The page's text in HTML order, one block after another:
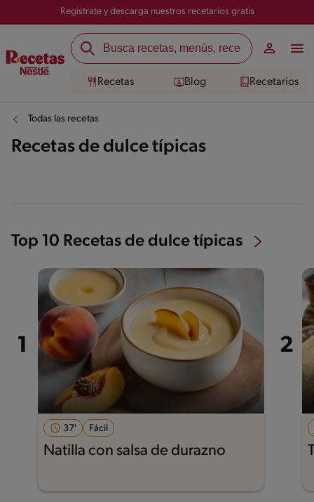
Registrate y descarga nuestros recetarios gratis
Recetas Blog Recetarios
Todas las recetas
Recetas de dulce típicas
Top 10 Recetas de dulce típicas
37' Fácil
Natilla con salsa de durazno